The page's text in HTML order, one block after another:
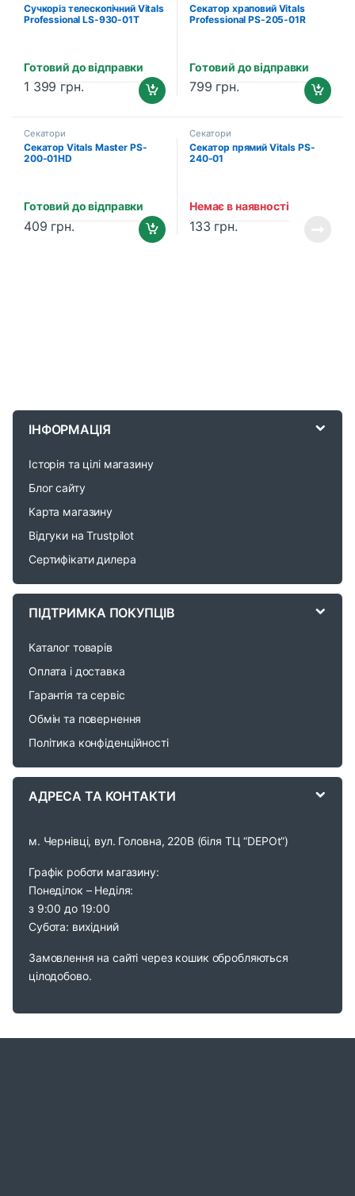
Сучкоріз телескопічний Vitals
Professional LS-930-01T
Готовий до відправки
1 399 грн.
Секатор храповий Vitals
Professional PS-205-01R
Готовий до відправки
799 грн.
Секатори
Секатор Vitals Master PS-
200-01HD
Готовий до відправки
409 грн.
Секатори
Секатор прямий Vitals PS-
240-01
Немає в наявності
133 грн.
C
ІНФОРМАЦІЯ
Історія та цілі магазину
Блог сайту
Карта магазину
Відгуки на Trustpilot
Сертифікати дилера
ПІДТРИМКА ПОКУПЦІВ
Каталог товарів
Оплата і доставка
Гарантія та сервіс
Обмін та повернення
Політика конфіденційності
АДРЕСА ТА КОНТАКТИ
м. Чернівці, вул. Головна, 220В (біля ТЦ “DEPOt”)
Графік роботи магазину:
Понеділок – Неділя:
з 9:00 до 19:00
Субота: вихідний
Замовлення на сайті через кошик обробляються
цілодобово.